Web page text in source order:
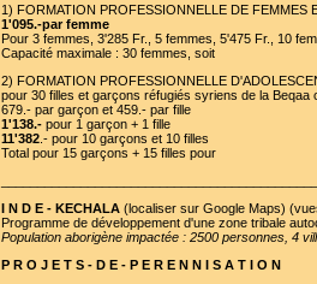
1) FORMATION PROFESSIONNELLE DE FEMMES
1'095.-par femme
Pour 3 femmes, 3'285 Fr., 5 femmes, 5'475 Fr., 10
Capacité maximale : 30 femmes, soit
2) FORMATION PROFESSIONNELLE
pour 30 filles et garçons réfugiés syriens de la Beqaa
679.- par garçon et 459.- par fille
1'138.- pour 1 garçon + 1 fille
11'382 .- pour 10 garçons et 10 filles
Total pour 15 garçons + 15 filles pour
I N D E - KECHALA (localiser sur Google Maps) (
Programme de développement d'une zone tribale
Population aborigène impactée : 2500 personnes, 4
P R O J E T S - D E - P E R E N N I S A T I O N